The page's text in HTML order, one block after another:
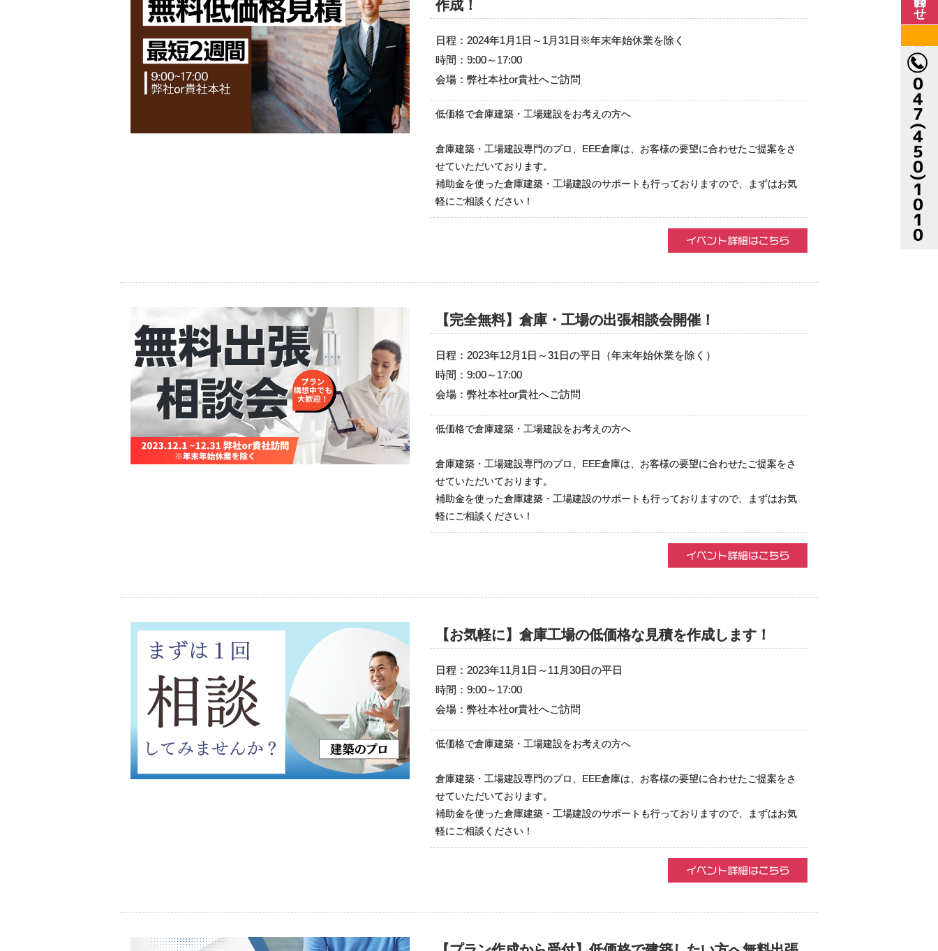
作成！
日程：2024年1月1日～1月31日※年末年始休業を除く
時間：9:00～17:00
会場：弊社本社or貴社へご訪問
低価格で倉庫建築・工場建設をお考えの方へ
倉庫建築・工場建設専門のプロ、EEE倉庫は、お客様の要望に合わせたご提案をさ
せていただいております。
補助金を使った倉庫建築・工場建設のサポートも行っておりますので、まずはお気
軽にご相談ください！
【完全無料】倉庫・工場の出張相談会開催！
日程：2023年12月1日～31日の平日（年末年始休業を除く）
時間：9:00～17:00
会場：弊社本社or貴社へご訪問
低価格で倉庫建築・工場建設をお考えの方へ
倉庫建築・工場建設専門のプロ、EEE倉庫は、お客様の要望に合わせたご提案をさ
せていただいております。
補助金を使った倉庫建築・工場建設のサポートも行っておりますので、まずはお気
軽にご相談ください！
【お気軽に】倉庫工場の低価格な見積を作成します！
日程：2023年11月1日～11月30日の平日
時間：9:00～17:00
会場：弊社本社or貴社へご訪問
低価格で倉庫建築・工場建設をお考えの方へ
倉庫建築・工場建設専門のプロ、EEE倉庫は、お客様の要望に合わせたご提案をさ
せていただいております。
補助金を使った倉庫建築・工場建設のサポートも行っておりますので、まずはお気
軽にご相談ください！